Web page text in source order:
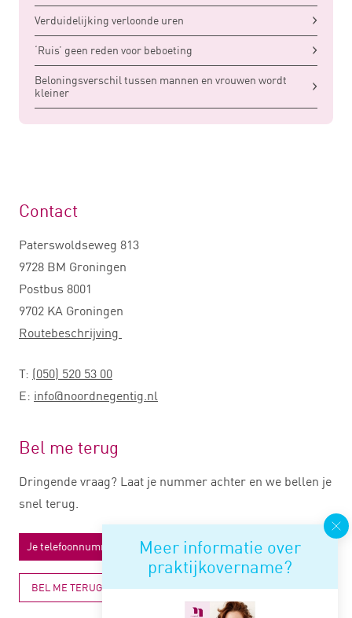
Verduidelijking verloonde uren
‘Ruis’ geen reden voor beboeting
Beloningsverschil tussen mannen en vrouwen wordt
kleiner
Meer informatie over
praktijkovername?
Contact
Paterswoldseweg 813
9728 BM Groningen
Postbus 8001
9702 KA Groningen
Routebeschrijving
T: (050) 520 53 00
E: info@noordnegentig.nl
Bel me terug
Dringende vraag? Laat je nummer achter en we bellen je
snel terug.
BEL ME TERUG